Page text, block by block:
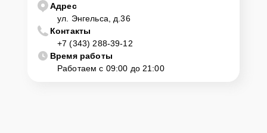
Адрес
ул. Энгельса, д.36
Контакты
+7 (343) 288-39-12
Время работы
Работаем с 09:00 до 21:00